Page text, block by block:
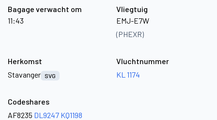
Bagage verwacht om
11:43
Vliegtuig
EMJ-E7W
(PHEXR)
Herkomst
Stavanger SVG
Vluchtnummer
KL 1174
Codeshares
AF8235 DL9247 KQ1198